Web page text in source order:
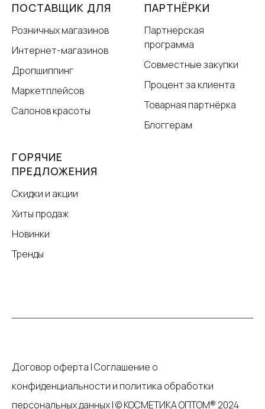
ПОСТАВЩИК ДЛЯ
Розничных магазинов
Интернет-магазинов
Дропшиппинг
Маркетплейсов
Салонов красоты
ПАРТНЁРКИ
Партнерская
программа
Совместные закупки
Процент за клиента
Товарная партнёрка
Блоггерам
ГОРЯЧИЕ
ПРЕДЛОЖЕНИЯ
Скидки и акции
Хиты продаж
Новинки
Тренды
Договор оферта |Соглашение о
конфиденциальности и политика обработки
персональных данных|© КОСМЕТИКА ОПТОМ® 2024